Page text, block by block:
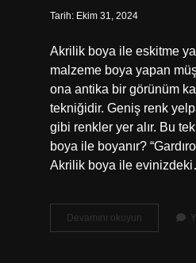
Tarih: Ekim 31, 2024
Akrilik boya ile eskitme
malzeme boya yapan
ona antika bir görünüm
tekniğidir. Geniş renk
gibi renkler yer alır. Bu
boya ile boyanır?
Akrilik boya ile
Devamını okuyun
Hangi